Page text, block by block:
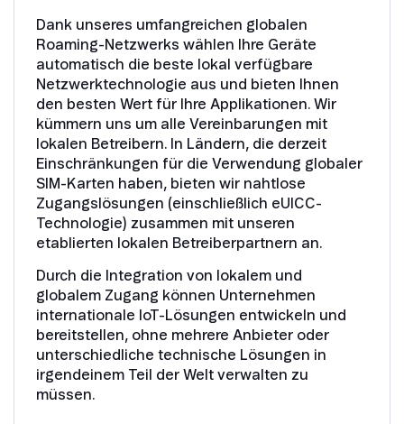
Dank unseres umfangreichen globalen
Roaming-Netzwerks wählen Ihre Geräte
automatisch die beste lokal verfügbare
Netzwerktechnologie aus und bieten Ihnen
den besten Wert für Ihre Applikationen. Wir
kümmern uns um alle Vereinbarungen mit
lokalen Betreibern. In Ländern, die derzeit
Einschränkungen für die Verwendung globaler
SIM-Karten haben, bieten wir nahtlose
Zugangslösungen (einschließlich eUICC-
Technologie) zusammen mit unseren
etablierten lokalen Betreiberpartnern an.
Durch die Integration von lokalem und
globalem Zugang können Unternehmen
internationale IoT-Lösungen entwickeln und
bereitstellen, ohne mehrere Anbieter oder
unterschiedliche technische Lösungen in
irgendeinem Teil der Welt verwalten zu
müssen.